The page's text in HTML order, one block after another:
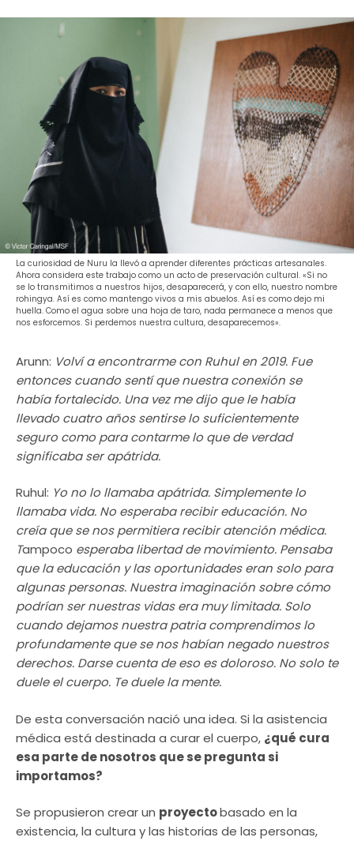
La curiosidad de Nuru la llevó a aprender diferentes prácticas artesanales.
Ahora considera este trabajo como un acto de preservación cultural. «Si no
se lo transmitimos a nuestros hijos, desaparecerá, y con ello, nuestro nombre
rohingya. Así es como mantengo vivos a mis abuelos. Así es como dejo mi
huella. Como el agua sobre una hoja de taro, nada permanece a menos que
nos esforcemos. Si perdemos nuestra cultura, desaparecemos».
Arunn: Volví a encontrarme con Ruhul en 2019. Fue
entonces cuando sentí que nuestra conexión se
había fortalecido. Una vez me dijo que le había
llevado cuatro años sentirse lo suficientemente
seguro como para contarme lo que de verdad
significaba ser apátrida.
Ruhul: Yo no lo llamaba apátrida. Simplemente lo
llamaba vida. No esperaba recibir educación. No
creía que se nos permitiera recibir atención médica.
Tampoco esperaba libertad de movimiento. Pensaba
que la educación y las oportunidades eran solo para
algunas personas. Nuestra imaginación sobre cómo
podrían ser nuestras vidas era muy limitada. Solo
cuando dejamos nuestra patria comprendimos lo
profundamente que se nos habían negado nuestros
derechos. Darse cuenta de eso es doloroso. No solo te
duele el cuerpo. Te duele la mente.
De esta conversación nació una idea. Si la asistencia
médica está destinada a curar el cuerpo, ¿qué cura
esa parte de nosotros que se pregunta si
importamos?
Se propusieron crear un proyectobasado en la
existencia, la cultura y las historias de las personas,